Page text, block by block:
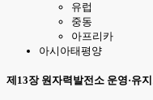
유럽
중동
아프리카
아시아태평양
제13장 원자력발전소 운영·유